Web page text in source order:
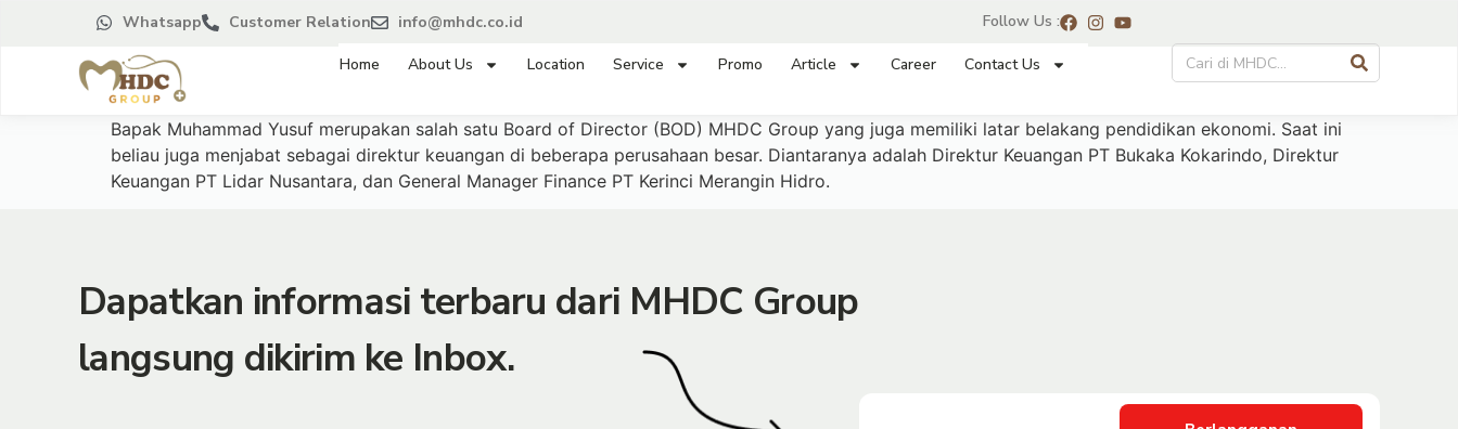
Whatsapp Customer Relation info@mhdc.co.id Follow Us :
Home About Us Location Service Promo Article Career Contact Us
Bapak Muhammad Yusuf merupakan salah satu Board of Director (BOD) MHDC Group yang juga memiliki latar belakang pendidikan ekonomi. Saat ini
beliau juga menjabat sebagai direktur keuangan di beberapa perusahaan besar. Diantaranya adalah Direktur Keuangan PT Bukaka Kokarindo, Direktur
Keuangan PT Lidar Nusantara, dan General Manager Finance PT Kerinci Merangin Hidro.
Dapatkan informasi terbaru dari MHDC Group
langsung dikirim ke Inbox.